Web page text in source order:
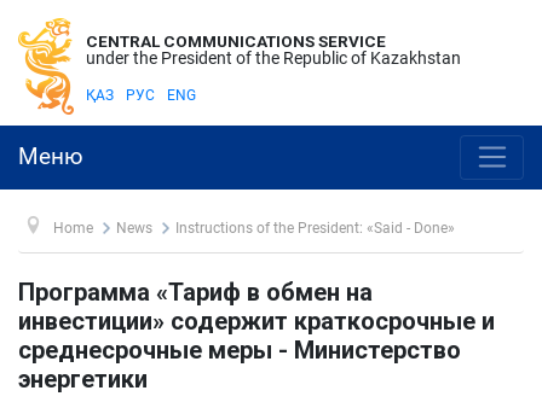
CENTRAL COMMUNICATIONS SERVICE
under the President of the Republic of Kazakhstan
ҚАЗ РУС ENG
Меню
Home News Instructions of the President: «Said - Done»
Программа «Тариф в обмен на
инвестиции» содержит краткосрочные и
среднесрочные меры - Министерство
энергетики